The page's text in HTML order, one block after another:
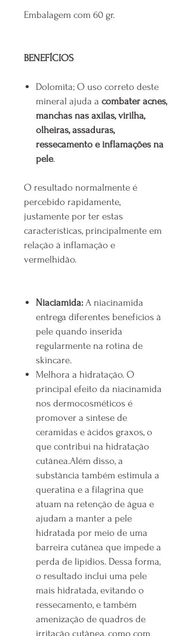
Embalagem com 60 gr.
BENEFÍCIOS
Dolomita; O uso correto deste
mineral ajuda a combater acnes,
manchas nas axilas, virilha,
olheiras, assaduras,
ressecamento e inflamações na
pele.
O resultado normalmente é
percebido rapidamente,
justamente por ter estas
características, principalmente em
relação à inflamação e
vermelhidão.
Niaciamida: A niacinamida
entrega diferentes benefícios à
pele quando inserida
regularmente na rotina de
skincare.
Melhora a hidratação. O
principal efeito da niacinamida
nos dermocosméticos é
promover a síntese de
ceramidas e ácidos graxos, o
que contribui na hidratação
cutânea.Além disso, a
substância também estimula a
queratina e a filagrina que
atuam na retenção de água e
ajudam a manter a pele
hidratada por meio de uma
barreira cutânea que impede a
perda de lipídios. Dessa forma,
o resultado inclui uma pele
mais hidratada, evitando o
ressecamento, e também
amenização de quadros de
irritação cutânea, como com